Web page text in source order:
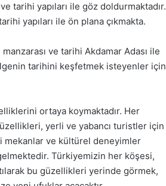
tarihi yapıları ile göz doldurmaktadır.
yapıları ile ön plana çıkmakta.
ve tarihi Akdamar Adası ile
tarihini keşfetmek isteyenler için
ortaya koymaktadır. Her
yerli ve yabancı turistler için
mekanlar ve kültürel deneyimler
Türkiyemizin her köşesi,
bu güzellikleri yerinde görmek,